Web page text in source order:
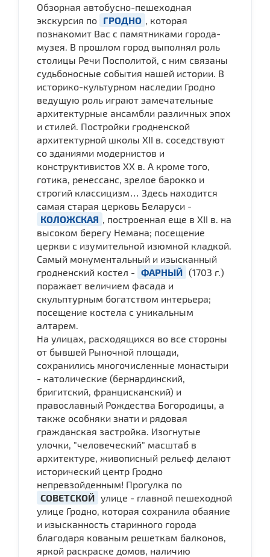
Обзорная автобусно-пешеходная
экскурсия по ГРОДНО
, которая
познакомит Вас с памятниками города-
музея. В прошлом город выполнял роль
столицы Речи Посполитой, с ним связаны
судьбоносные события нашей истории. В
историко-культурном наследии Гродно
ведущую роль играют замечательные
архитектурные ансамбли различных эпох
и стилей. Постройки гродненской
архитектурной школы XII в. соседствуют
со зданиями модернистов и
конструктивистов XX в. А кроме того,
готика, ренессанс, зрелое барокко и
строгий классицизм… Здесь находится
самая старая церковь Беларуси -
КОЛОЖСКАЯ
, построенная еще в XII в. на
высоком берегу Немана; посещение
церкви с изумительной изюмной кладкой.
Самый монументальный и изысканный
гродненский костел - ФАРНЫЙ (1703 г.)
поражает величием фасада и
скульптурным богатством интерьера;
посещение костела с уникальным
алтарем.
На улицах, расходящихся во все стороны
от бывшей Рыночной площади,
сохранились многочисленные монастыри
- католические (бернардинский,
бригитский, францисканский) и
православный Рождества Богородицы, а
также особняки знати и рядовая
гражданская застройка. Изогнутые
улочки, "человеческий" масштаб в
архитектуре, живописный рельеф делают
исторический центр Гродно
непревзойденным! Прогулка по
СОВЕТСКОЙ улице - главной пешеходной
улице Гродно, которая сохранила обаяние
и изысканность старинного города
благодаря кованым решеткам балконов,
яркой раскраске домов, наличию